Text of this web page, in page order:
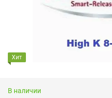
Хит
В наличии